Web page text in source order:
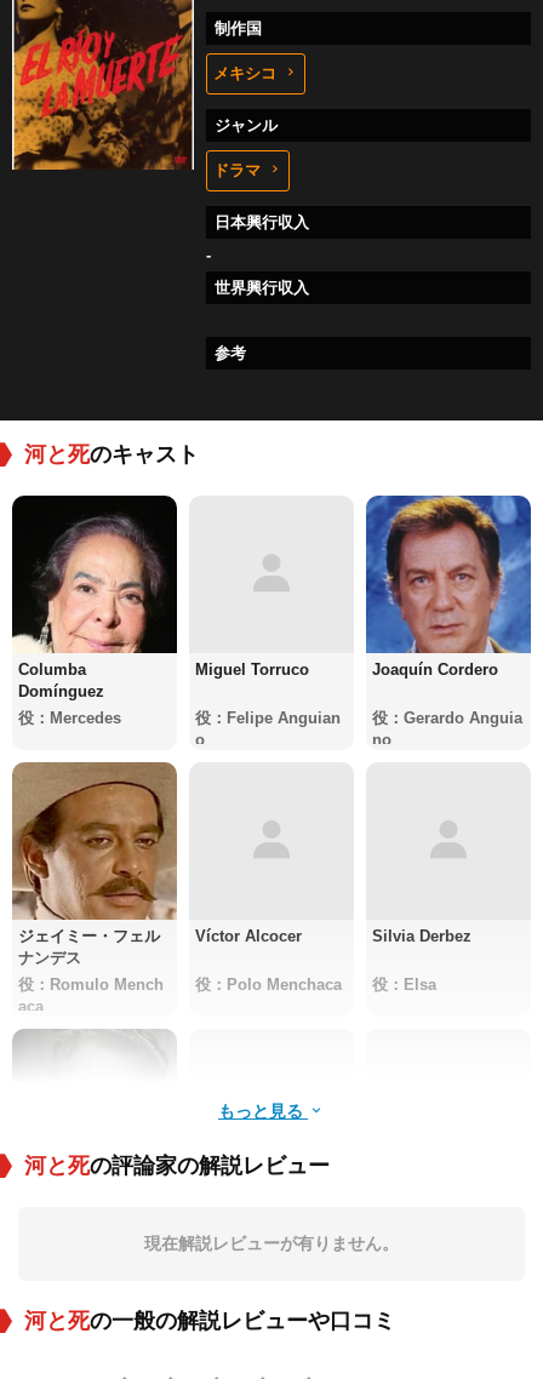
制作国
メキシコ
ジャンル
ドラマ
日本興行収入
-
世界興行収入
参考
河と死のキャスト
Columba
Domínguez
役：Mercedes
Miguel Torruco
役：Felipe Anguian
o
Joaquín Cordero
役：Gerardo Anguia
no
ジェイミー・フェル
ナンデス
役：Romulo Mench
aca
Víctor Alcocer
役：Polo Menchaca
Silvia Derbez
役：Elsa
役：Don Nemesio
役：Padre Julián
役：Chinelas
もっと見る
河と死の評論家の解説レビュー
現在解説レビューが有りません。
河と死の一般の解説レビューや口コミ